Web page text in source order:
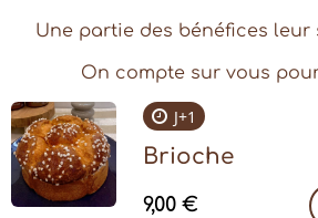
Une partie des bénéfices leur
On compte sur vous
J+1
Brioche
9,00 €